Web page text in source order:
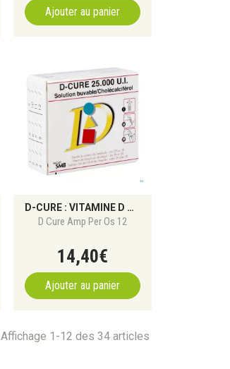
Ajouter au panier
D-CURE : VITAMINE D POUR PRÉVENIR LES CARENCES
D Cure Amp Per Os 12
14,40€
Ajouter au panier
Affichage 1-12 des 34 articles